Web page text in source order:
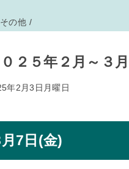
その他 /
０２５年２月～３
年2月3日月曜日
7日(金)